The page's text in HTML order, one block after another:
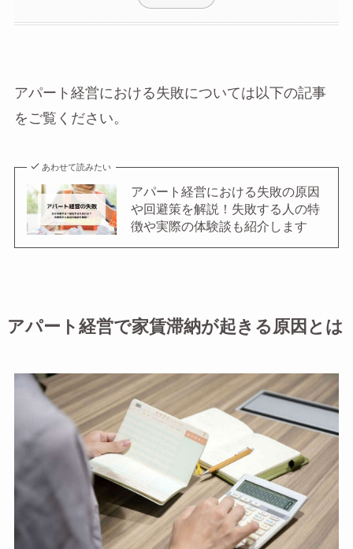
アパート経営における失敗については以下の記事
をご覧ください。
あわせて読みたい
アパート経営における失敗の原因
や回避策を解説！失敗する人の特
徴や実際の体験談も紹介します
アパート経営で家賃滞納が起きる原因とは